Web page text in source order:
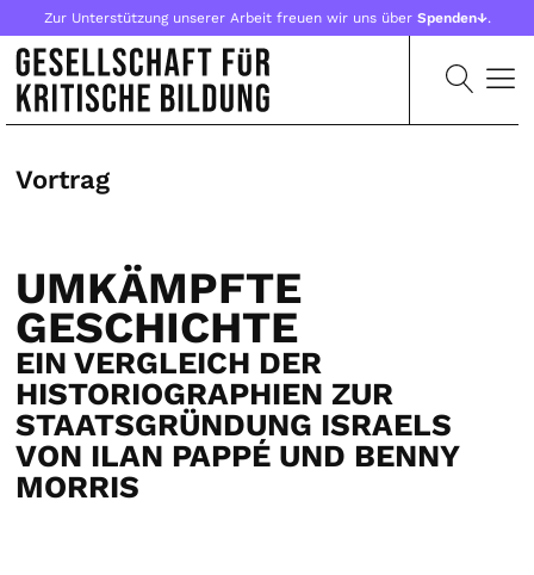
Zur Unterstützung unserer Arbeit freuen wir uns über Spenden↓.
Vortrag
UMKÄMPFTE
GESCHICHTE
EIN VERGLEICH DER
HISTORIOGRAPHIEN ZUR
STAATSGRÜNDUNG ISRAELS
VON ILAN PAPPÉ UND BENNY
MORRIS